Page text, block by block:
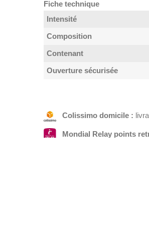
Fiche technique
Intensité
Composition
Contenant
Ouverture sécurisée
Colissimo domicile :
Mondial Relay points